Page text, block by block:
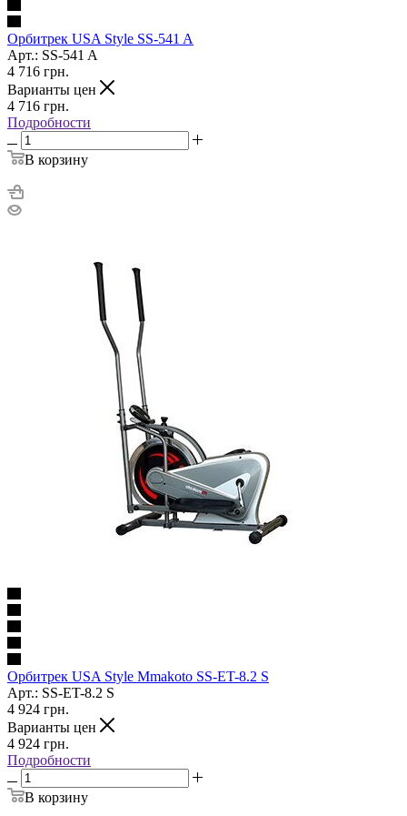
Орбитрек USA Style SS-541 A
Арт.: SS-541 A
4 716 грн.
Варианты цен
4 716 грн.
Подробности
В корзину
Орбитрек USA Style Mmakoto SS-ET-8.2 S
Арт.: SS-ET-8.2 S
4 924 грн.
Варианты цен
4 924 грн.
Подробности
В корзину